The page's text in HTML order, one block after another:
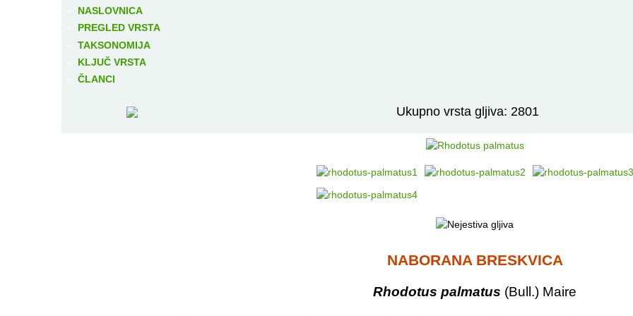
NASLOVNICA
PREGLED VRSTA
TAKSONOMIJA
KLJUČ VRSTA
ČLANCI
Ukupno vrsta gljiva: 2801
NABORANA BRESKVICA
Rhodotus palmatus (Bull.) Maire